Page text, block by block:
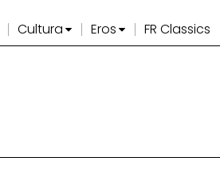
Cultura Eros FR Classics